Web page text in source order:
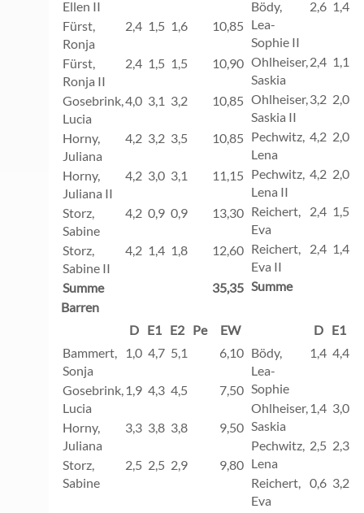
Ellen II
Fürst,
Ronja
2,4 1,5 1,6 10,85
Fürst,
Ronja II
2,4 1,5 1,5 10,90
Gosebrink,
Lucia
4,0 3,1 3,2 10,85
Horny,
Juliana
4,2 3,2 3,5 10,85
Horny,
Juliana II
4,2 3,0 3,1 11,15
Storz,
Sabine
4,2 0,9 0,9 13,30
Storz,
Sabine II
4,2 1,4 1,8 12,60
Summe 35,35
Bödy,
Lea-
Sophie II
2,6 1,4
Ohlheiser,
Saskia
2,4 1,1
Ohlheiser,
Saskia II
3,2 2,0
Pechwitz,
Lena
4,2 2,0
Pechwitz,
Lena II
4,2 2,0
Reichert,
Eva
2,4 1,5
Reichert,
Eva II
2,4 1,4
Summe
Barren
D E1 E2 Pe
EW
Bammert,
Sonja
1,0 4,7 5,1 6,10
Gosebrink,
Lucia
1,9 4,3 4,5 7,50
Horny,
Juliana
3,3 3,8 3,8 9,50
Storz,
Sabine
2,5 2,5 2,9 9,80
D E1
Bödy,
Lea-
Sophie
1,4 4,4
Ohlheiser,
Saskia
1,4 3,0
Pechwitz,
Lena
2,5 2,3
Reichert,
Eva
0,6 3,2